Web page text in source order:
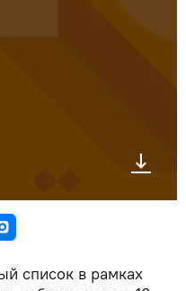
список в рамках